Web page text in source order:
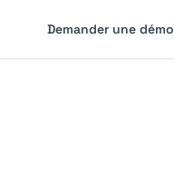
Demander une démo